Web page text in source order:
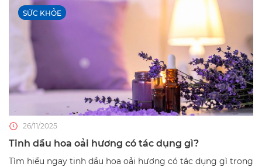
SỨC KHỎE
26/11/2025
Tinh dầu hoa oải hương có tác dụng gì?
Tìm hiểu ngay tinh dầu hoa oải hương có tác dụng gì trong